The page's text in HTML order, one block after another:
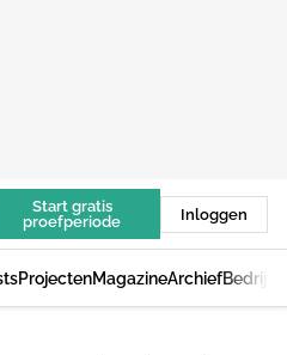
Start gratis
proefperiode
Inloggen
ProjectenMagazineArchief